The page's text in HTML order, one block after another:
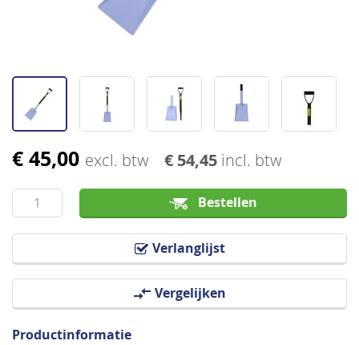
€ 45,00 excl. btw € 54,45 incl. btw
Bestellen
Verlanglijst
Vergelijken
Ga
het
begin
van
Productinformatie